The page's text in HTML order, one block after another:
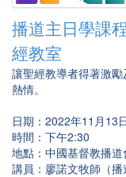
播道主日學課
經教室
讓聖經教導者得著激
熱情。
日期：2022年11月13
時間：下午2:30
地點：中國基督教播
講員：廖諾文牧師（播